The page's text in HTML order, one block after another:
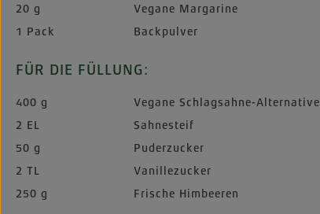
20 g
Vegane Margarine
1 Pack
Backpulver
FÜR DIE FÜLLUNG:
400 g
Vegane Schlagsahne-Alternative
2 EL
Sahnesteif
50 g
Puderzucker
2 TL
Vanillezucker
250 g
Frische Himbeeren